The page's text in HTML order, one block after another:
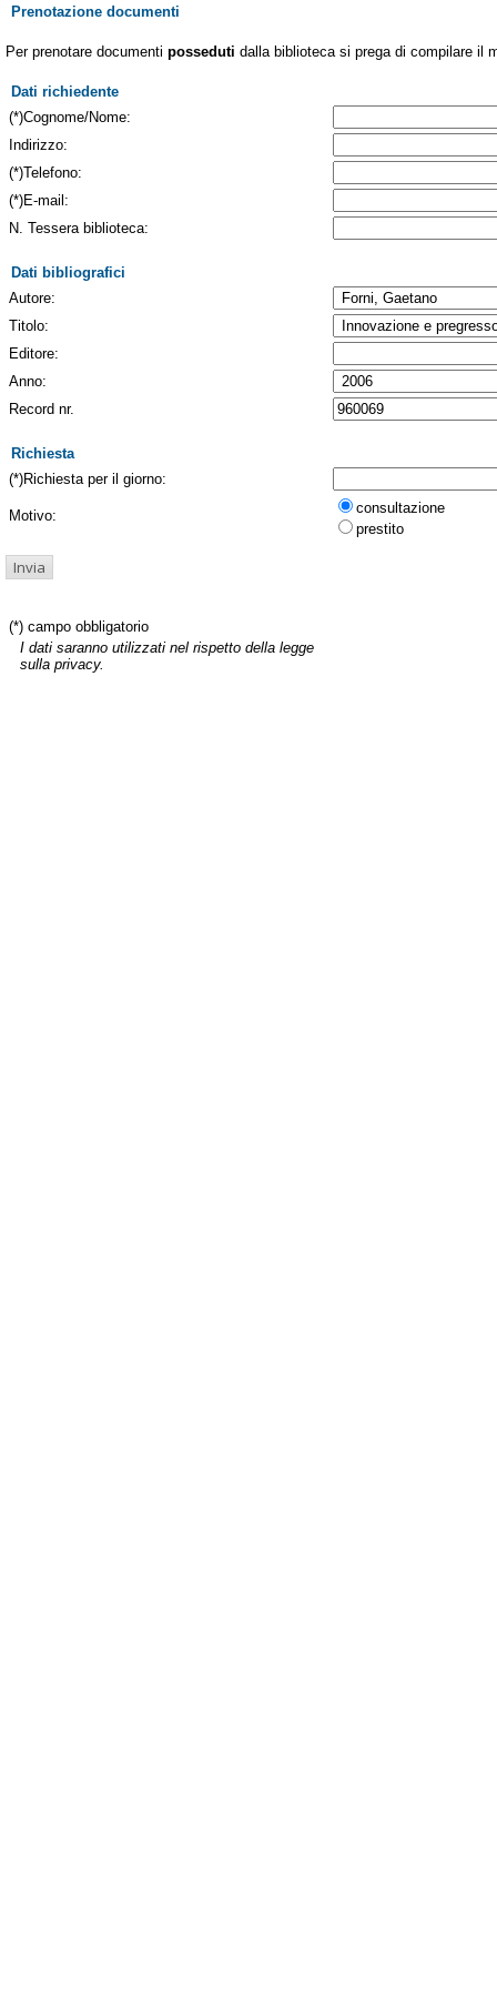
Prenotazione documenti
Per prenotare documenti posseduti dalla biblioteca si prega di compilare il
Dati richiedente
(*)Cognome/Nome:
Indirizzo:
(*)Telefono:
(*)E-mail:
N. Tessera biblioteca:
Dati bibliografici
Autore:
Titolo:
Editore:
Anno:
Record nr.
Richiesta
(*)Richiesta per il giorno:
Motivo:
consultazione
prestito
(*) campo obbligatorio
I dati saranno utilizzati nel rispetto della legge
sulla privacy.